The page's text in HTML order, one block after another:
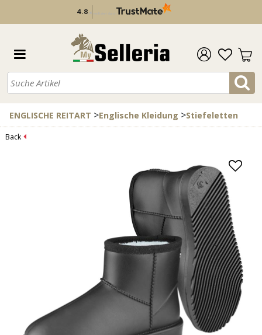
4.8 5 verifiziert durch
ENGLISCHE REITART >Englische Kleidung >Stiefeletten
Back